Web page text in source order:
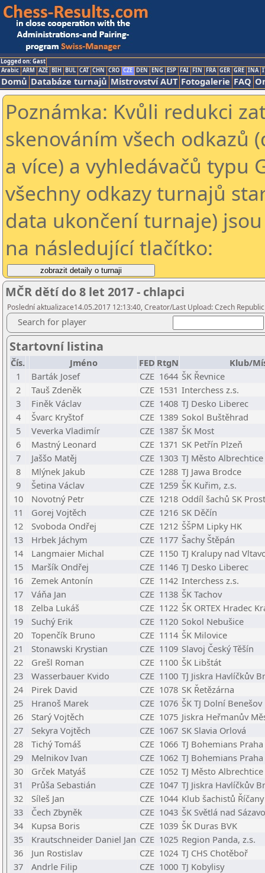
Logged on: Gast
Arabic ARM AZE BIH BUL CAT CHN CRO CZE DEN ENG ESP FAI FIN FRA GER GRE INA
Domů Databáze turnajů Mistrovství AUT Fotogalerie FAQ
Poznámka: Kvůli redukci
skenováním všech odkazů
a více) a vyhledávačů typu
všechny odkazy turnajů
data ukončení turnaje)
na následující tlačítko:
MČR dětí do 8 let 2017 - chlapci
Poslední aktualizace14.05.2017 12:13:40, Creator/Last Upload: Czech
Search for player
Startovní listina
Čís. Jméno FED RtgN
Klub/
1
Barták Josef CZE 1644 ŠK Řevnice
2
Tauš Zdeněk CZE 1531 Interchess z.s.
3
Finěk Václav CZE 1408 TJ Desko Liberec
4
Švarc Kryštof CZE 1389 Sokol Buštěhrad
5
Veverka Vladimír CZE 1387 ŠK Most
6
Mastný Leonard CZE 1371 SK Petřín Plzeň
7
Jaššo Matěj CZE 1303 TJ Město Albrechtice
8
Mlýnek Jakub CZE 1288 TJ Jawa Brodce
9
Šetina Václav CZE 1259 ŠK Kuřim, z.s.
10
Novotný Petr CZE 1218 Oddíl šachů SK
11
Gorej Vojtěch CZE 1216 SK Děčín
12
Svoboda Ondřej CZE 1212 ŠŠPM Lipky HK
13
Hrbek Jáchym CZE 1177 Šachy Štěpán
14
Langmaier Michal CZE 1150 TJ Kralupy nad
15
Maršík Ondřej CZE 1146 TJ Desko Liberec
16
Zemek Antonín CZE 1142 Interchess z.s.
17
Váňa Jan CZE 1138 ŠK Tachov
18
Zelba Lukáš CZE 1122 ŠK ORTEX Hradec
19
Suchý Erik CZE 1120 Sokol Nebušice
20
Topenčík Bruno CZE 1114 ŠK Milovice
21
Stonawski Krystian CZE 1109 Slavoj Český Těšín
22
Grešl Roman CZE 1100 ŠK Libštát
23
Wasserbauer Kvido CZE 1100 TJ Jiskra Havlíčkův
24
Pirek David CZE 1078 SK Řetězárna
25
Hranoš Marek CZE 1076 ŠK TJ Dolní Benešov
26
Starý Vojtěch CZE 1075 Jiskra Heřmanův
27
Sekyra Vojtěch CZE 1067 SK Slavia Orlová
28
Tichý Tomáš CZE 1066 TJ Bohemians Praha
29
Melnikov Ivan CZE 1062 TJ Bohemians Praha
30
Grček Matyáš CZE 1052 TJ Město Albrechtice
31
Průša Sebastián CZE 1047 TJ Jiskra Havlíčkův
32
Síleš Jan CZE 1044 Klub šachistů
33
Čech Zbyněk CZE 1043 ŠK Světlá nad
34
Kupsa Boris CZE 1039 ŠK Duras BVK
35
Krautschneider Daniel Jan CZE 1025 Region Panda, z.s.
36
Jun Rostislav CZE 1024 TJ CHS Chotěboř
37
Andrle Filip CZE 1000 TJ Kobylisy